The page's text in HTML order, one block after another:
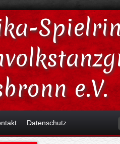
e.V.
Datenschutz